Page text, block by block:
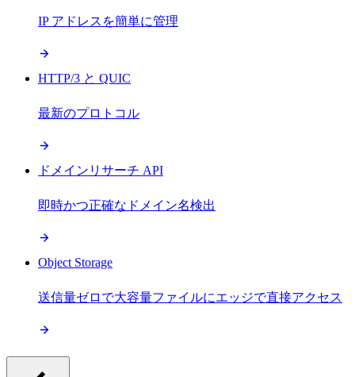
IP アドレスを簡単に管理
HTTP/3 と QUIC
最新のプロトコル
ドメインリサーチ API
即時かつ正確なドメイン名検出
Object Storage
送信量ゼロで大容量ファイルにエッジで直接アクセス